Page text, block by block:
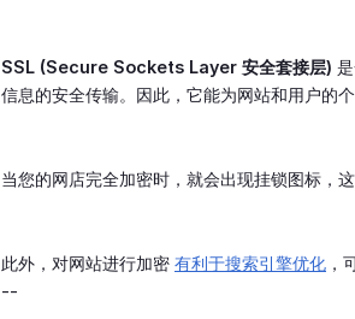
SSL (Secure Sockets Layer 安全套接层)
信息的安全传输。因此，它能为网站和用户的
当您的网店完全加密时，就会出现挂锁图标，
此外，对网站进行加密 有利于搜索引擎优化 ，
--